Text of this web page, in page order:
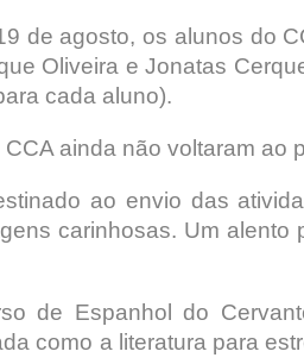
de agosto, os alunos do
Oliveira e Jonatas
cada aluno).
ainda não voltaram ao
ao envio das
carinhosas. Um alento
de Espanhol do
como a literatura para